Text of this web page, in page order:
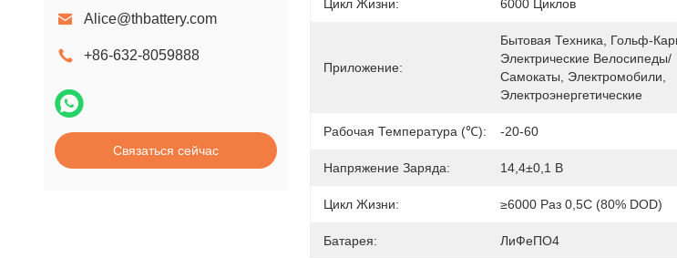
Alice@thbattery.com
+86-632-8059888
Связаться сейчас
Цикл Жизни: 6000 Циклов
Приложение:
Бытовая Техника, Гольф-
Электрические Велосипеды/
Самокаты, Электромобили,
Электроэнергетические
Рабочая Температура (℃): -20-60
Напряжение Заряда: 14,4±0,1 В
Цикл Жизни: ≥6000 Раз 0,5C (80% DOD)
Батарея: ЛиФеПО4